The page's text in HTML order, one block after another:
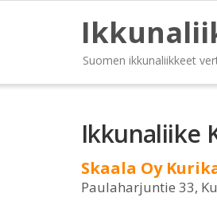
Suomen ikkunaliikkeet
Ikkunaliike
Skaala Oy
Paulaharjuntie 33,